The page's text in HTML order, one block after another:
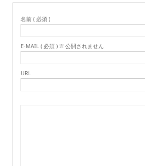
名前 ( 必須 )
E-MAIL ( 必須 ) ※ 公開されません
URL